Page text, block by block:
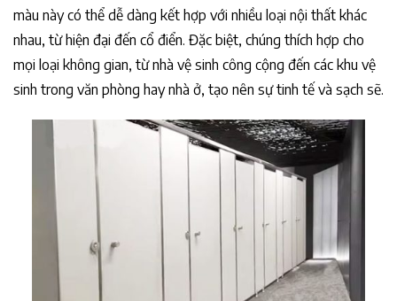
màu này có thể dễ dàng kết hợp với nhiều loại nội thất khác
nhau, từ hiện đại đến cổ điển. Đặc biệt, chúng thích hợp cho
mọi loại không gian, từ nhà vệ sinh công cộng đến các khu vệ
sinh trong văn phòng hay nhà ở, tạo nên sự tinh tế và sạch sẽ.